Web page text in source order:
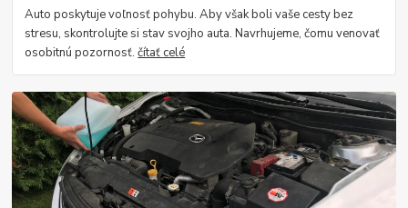
Auto poskytuje voľnosť pohybu. Aby však boli vaše cesty bez
stresu, skontrolujte si stav svojho auta. Navrhujeme, čomu venovať
osobitnú pozornosť.čítať celé